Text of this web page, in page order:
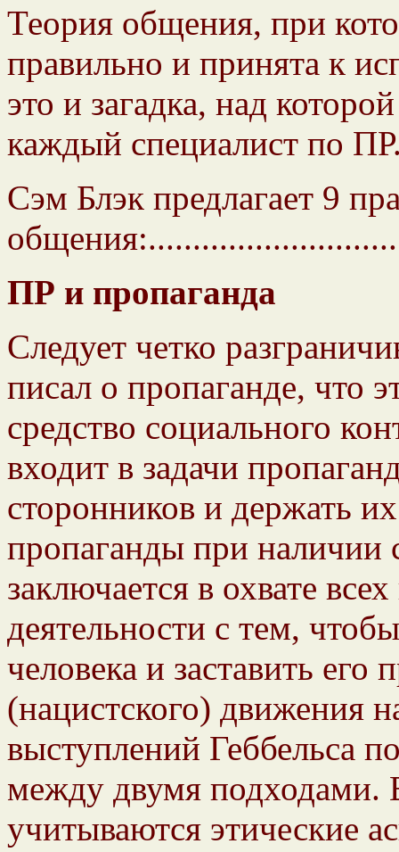
Теория общения, при
правильно и принята к
это и загадка, над
каждый специалист по
Сэм Блэк предлагает 9
ПР и пропаганда
Следует четко
писал о пропаганде, что
средство социального
входит в задачи
сторонников и держать
пропаганды при наличии
заключается в охвате
деятельности с тем,
человека и заставить его
(нацистского) движения
выступлений Геббельса
между двумя подходами.
учитываются этические